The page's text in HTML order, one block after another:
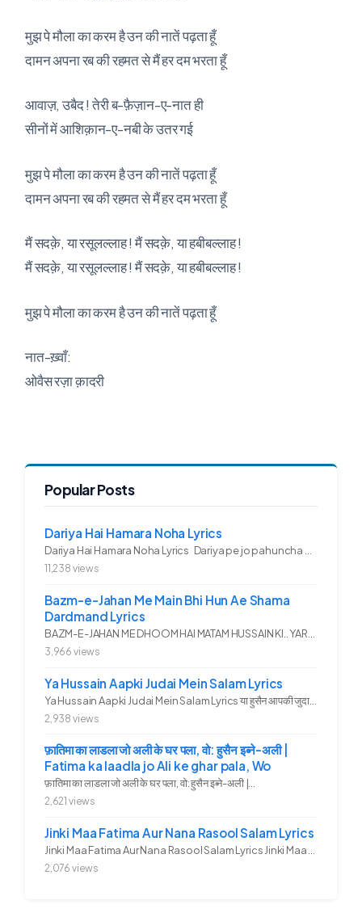
मुझ पे मौला का करम है उन की नातें पढ़ता हूँ
दामन अपना रब की रहमत से मैं हर दम भरता हूँ
आवाज़, उबैद ! तेरी ब-फ़ैज़ान-ए-नात ही
सीनों में आशिक़ान-ए-नबी के उतर गई
मुझ पे मौला का करम है उन की नातें पढ़ता हूँ
दामन अपना रब की रहमत से मैं हर दम भरता हूँ
मैं सदक़े, या रसूलल्लाह ! मैं सदक़े, या हबीबल्लाह !
मैं सदक़े, या रसूलल्लाह ! मैं सदक़े, या हबीबल्लाह !
मुझ पे मौला का करम है उन की नातें पढ़ता हूँ
नात-ख़्वाँ:
ओवैस रज़ा क़ादरी
Popular Posts
Dariya Hai Hamara Noha Lyrics
Dariya Hai Hamara Noha Lyrics Dariya pe jo pahuncha asadullah ka...
11,238 views
Bazm-e-Jahan Me Main Bhi Hun Ae Shama
Dardmand Lyrics
3,966 views
Ya Hussain Aapki Judai Mein Salam Lyrics
2,938 views
फ़ातिमा का लाडला जो अली के घर पला, वो: हुसैन इब्ने-अली |
Fatima ka laadla jo Ali ke ghar pala, Wo
फ़ातिमा का लाडला जो अली के घर पला, वो: हुसैन इब्ने-अली |...
2,621 views
Jinki Maa Fatima Aur Nana Rasool Salam Lyrics
2,076 views